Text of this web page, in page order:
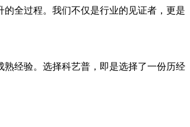
全过程。我们不仅是行业的见证者，更是
经验。选择科艺普，即是选择了一份历经